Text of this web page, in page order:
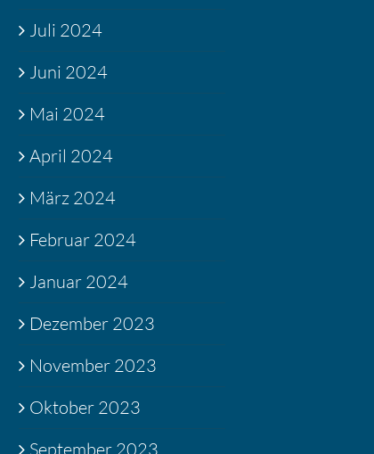
Juli 2024
Juni 2024
Mai 2024
April 2024
März 2024
Februar 2024
Januar 2024
Dezember 2023
November 2023
Oktober 2023
September 2023